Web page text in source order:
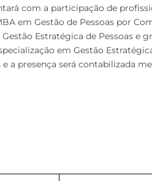
com a participação de
em Gestão de Pessoas por
Estratégica de Pessoas e
em Gestão
a presença será contabilizada